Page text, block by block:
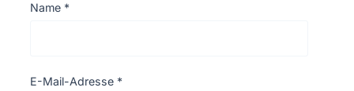
Name *
E-Mail-Adresse *